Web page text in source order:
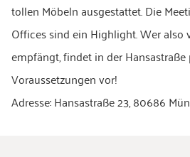
tollen Möbeln ausgestattet. Die
Offices sind ein Highlight. Wer also
empfängt, findet in der
Voraussetzungen vor!
Adresse: Hansastraße 23, 80686